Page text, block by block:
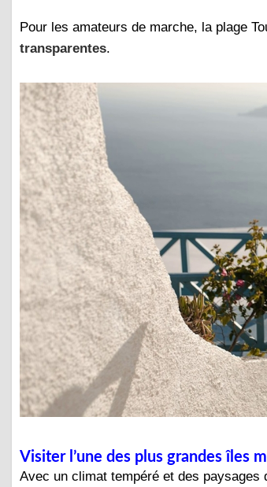
Pour les amateurs de marche, la plage
transparentes.
Visiter l’une des plus grandes îles
Avec un climat tempéré et des